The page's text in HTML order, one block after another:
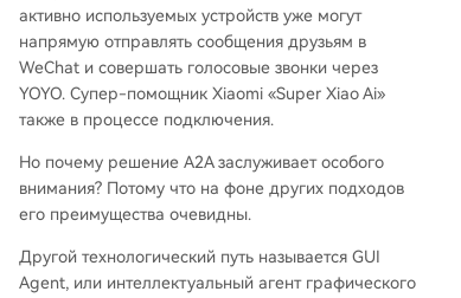
активно используемых устройств уже могут
напрямую отправлять сообщения друзьям в
WeChat и совершать голосовые звонки через
YOYO. Супер-помощник Xiaomi «Super Xiao Ai»
также в процессе подключения.
Но почему решение A2A заслуживает особого
внимания? Потому что на фоне других подходов
его преимущества очевидны.
Другой технологический путь называется GUI
Agent, или интеллектуальный агент графического